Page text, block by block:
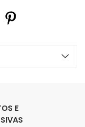
E